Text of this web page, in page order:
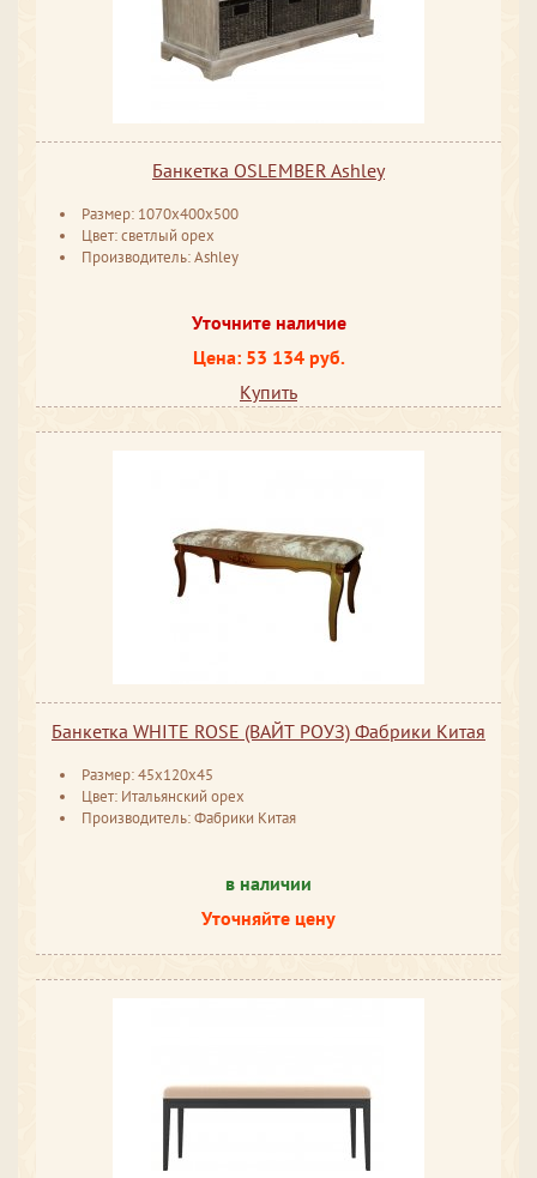
Банкетка OSLEMBER Ashley
Размер: 1070x400x500
Цвет: светлый орех
Производитель: Ashley
Уточните наличие
Цена: 53 134 руб.
Купить
Банкетка WHITE ROSE (ВАЙТ РОУЗ) Фабрики Китая
Размер: 45x120x45
Цвет: Итальянский орех
Производитель: Фабрики Китая
в наличии
Уточняйте цену